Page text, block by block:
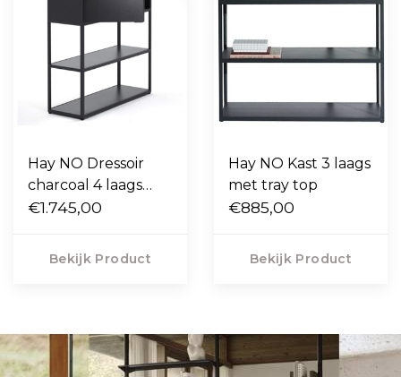
Hay NO Dressoir
charcoal 4 laags
met sliding door en
€1.745,00
Bekijk Product
Hay NO Kast 3 laags
met tray top
€885,00
Bekijk Product